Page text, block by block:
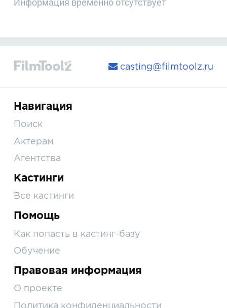
Информация временно отсутствует
casting@filmtoolz.ru
Навигация
Поиск
Актерам
Агентства
Кастинги
Все кастинги
Помощь
Как попасть в кастинг-базу
Обучение
Правовая информация
О проекте
Политика конфиденциальности